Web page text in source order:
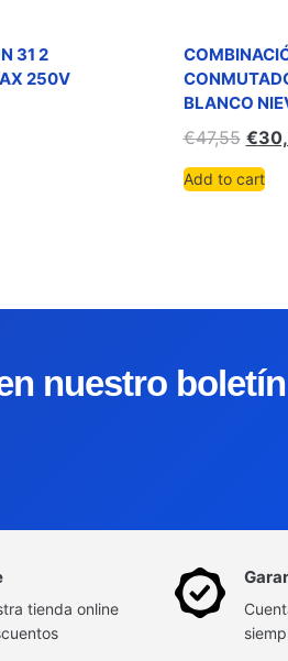
31 2
250V
BLANCO
€47,55 €
Add to cart
nuestro
tienda online